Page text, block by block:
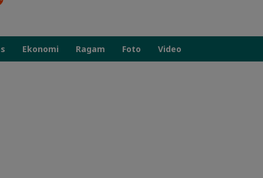
Ekonomi Ragam Foto Video